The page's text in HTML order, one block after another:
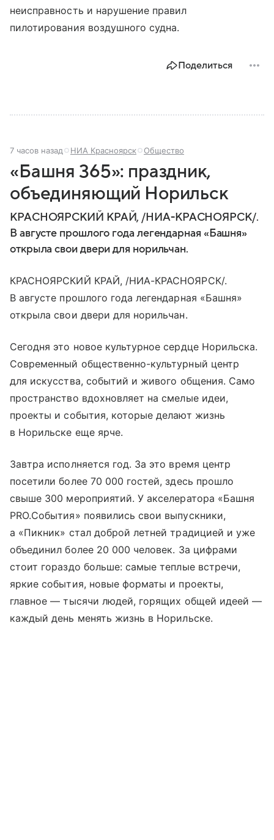
неисправность и нарушение правил
пилотирования воздушного судна.
Поделиться
7 часов назад НИА Красноярск Общество
«Башня 365»: праздник,
объединяющий Норильск
КРАСНОЯРСКИЙ КРАЙ, /НИА-КРАСНОЯРСК/.
В августе прошлого года легендарная «Башня»
открыла свои двери для норильчан.
КРАСНОЯРСКИЙ КРАЙ, /НИА-КРАСНОЯРСК/.
В августе прошлого года легендарная «Башня»
открыла свои двери для норильчан.
Сегодня это новое культурное сердце Норильска.
Современный общественно-культурный центр
для искусства, событий и живого общения. Само
пространство вдохновляет на смелые идеи,
проекты и события, которые делают жизнь
в Норильске еще ярче.
Завтра исполняется год. За это время центр
посетили более 70 000 гостей, здесь прошло
свыше 300 мероприятий. У акселератора «Башня
PRO.События» появились свои выпускники,
а «Пикник» стал доброй летней традицией и уже
объединил более 20 000 человек. За цифрами
стоит гораздо больше: самые теплые встречи,
яркие события, новые форматы и проекты,
главное — тысячи людей, горящих общей идеей —
каждый день менять жизнь в Норильске.